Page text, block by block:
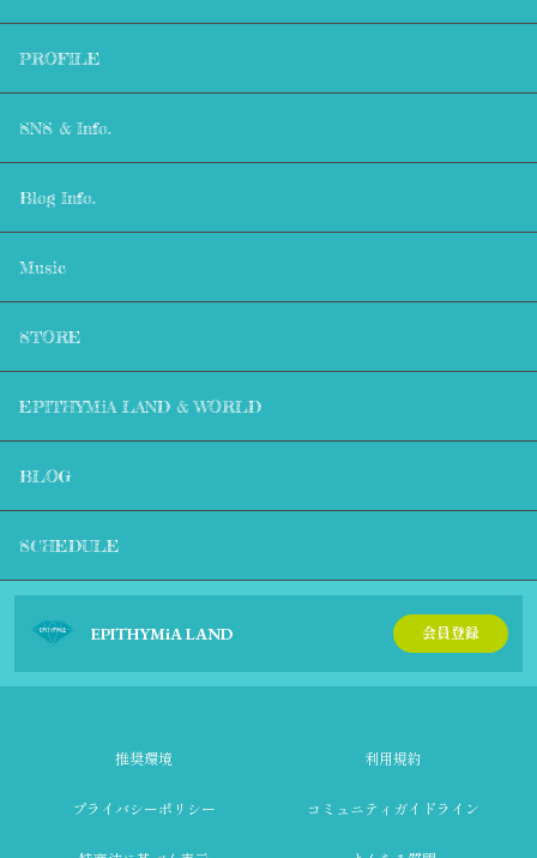
PROFILE
SNS & Info.
Blog Info.
Music
STORE
EPITHYMiA LAND & WORLD
BLOG
SCHEDULE
EPITHYMiA LAND 会員登録
推奨環境 利用規約
プライバシーポリシー コミュニティガイドライン